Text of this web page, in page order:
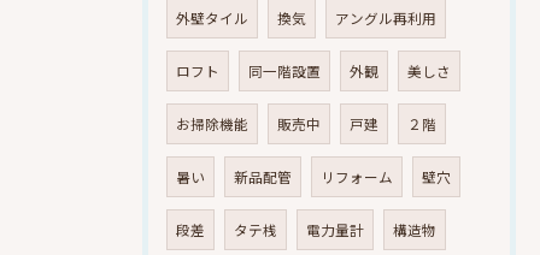
外壁タイル 換気 アングル再利用
ロフト 同一階設置 外観 美しさ
お掃除機能 販売中 戸建 ２階
暑い 新品配管 リフォーム 壁穴
段差 タテ桟 電力量計 構造物